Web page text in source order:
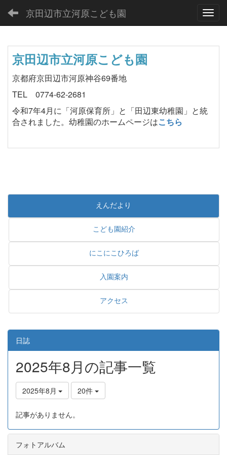
京田辺市立河原こども園
京田辺市立河原こども園
京都府京田辺市河原神谷69番地
TEL 0774-62-2681
令和7年4月に「河原保育所」と「田辺東幼稚園」と統
合されました。幼稚園のホームページはこちら
えんだより
こども園紹介
にこにこひろば
入園案内
アクセス
日誌
2025年8月の記事一覧
2025年8月 20件
記事がありません。
フォトアルバム